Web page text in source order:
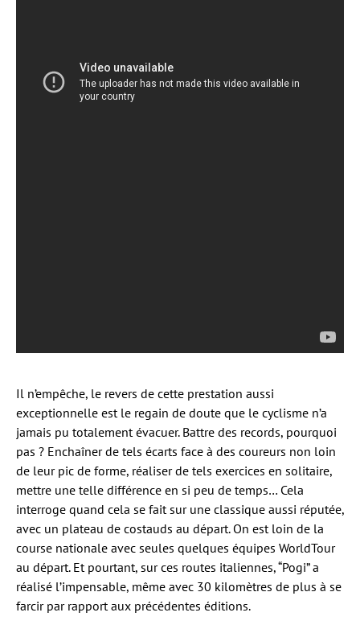
Il n’empêche, le revers de cette prestation aussi
exceptionnelle est le regain de doute que le cyclisme n’a
jamais pu totalement évacuer. Battre des records, pourquoi
pas ? Enchaîner de tels écarts face à des coureurs non loin
de leur pic de forme, réaliser de tels exercices en solitaire,
mettre une telle différence en si peu de temps… Cela
interroge quand cela se fait sur une classique aussi réputée,
avec un plateau de costauds au départ. On est loin de la
course nationale avec seules quelques équipes WorldTour
au départ. Et pourtant, sur ces routes italiennes, “Pogi” a
réalisé l’impensable, même avec 30 kilomètres de plus à se
farcir par rapport aux précédentes éditions.